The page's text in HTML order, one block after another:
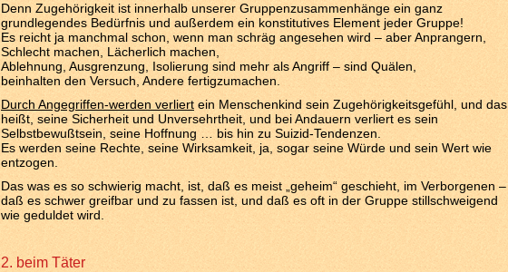
Denn Zugehörigkeit ist innerhalb unserer Gruppenzusammenhänge ein ganz
grundlegendes Bedürfnis und außerdem ein konstitutives Element jeder Gruppe!
Es reicht ja manchmal schon, wenn man schräg angesehen wird – aber Anprangern,
Schlecht machen, Lächerlich machen,
Ablehnung, Ausgrenzung, Isolierung sind mehr als Angriff – sind Quälen,
beinhalten den Versuch, Andere fertigzumachen.
Durch Angegriffen-werden verliert ein Menschenkind sein Zugehörigkeitsgefühl, und das
heißt, seine Sicherheit und Unversehrtheit, und bei Andauern verliert es sein
Selbstbewußtsein, seine Hoffnung … bis hin zu Suizid-Tendenzen.
Es werden seine Rechte, seine Wirksamkeit, ja, sogar seine Würde und sein Wert wie
entzogen.
Das was es so schwierig macht, ist, daß es meist „geheim“ geschieht, im Verborgenen – ,
daß es schwer greifbar und zu fassen ist, und daß es oft in der Gruppe stillschweigend
wie geduldet wird.
2. beim Täter